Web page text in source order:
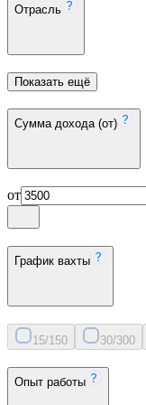
Отрасль
Показать ещё
Сумма дохода (от)
от
График вахты
15/150 30/300
Опыт работы